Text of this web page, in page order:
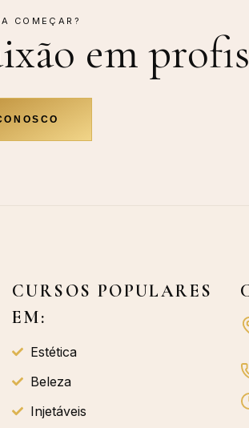
COMEÇAR?
em
CURSOS POPULARES
EM:
Estética
Beleza
Injetáveis